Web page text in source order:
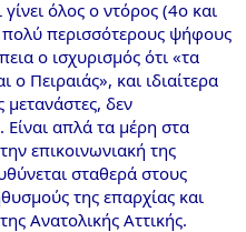
όλος ο ντόρος (4ο και
περισσότερους ψήφους
ο ισχυρισμός ότι «τα
Πειραιάς», και ιδιαίτερα
δεν
απλά τα μέρη στα
επικοινωνιακή της
σταθερά στους
της επαρχίας και
Ανατολικής Αττικής.